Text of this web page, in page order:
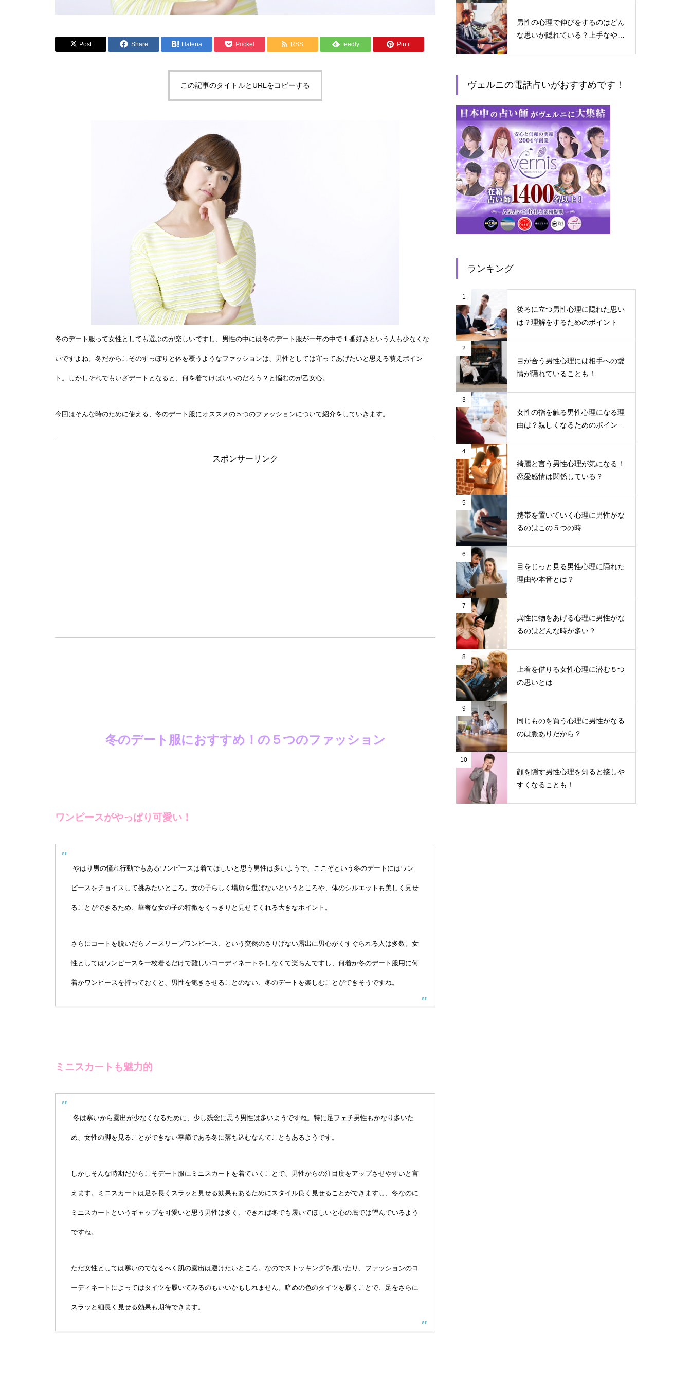
Post Share Hatena Pocket RSS feedly Pin it
この記事のタイトルとURLをコピーする
冬のデート服って女性としても選ぶのが楽しいですし、男性の中には冬のデート服が一年の中で１番好きという人も少なくな
いですよね。冬だからこそのすっぽりと体を覆うようなファッションは、男性としては守ってあげたいと思える萌えポイン
ト。しかしそれでもいざデートとなると、何を着てけばいいのだろう？と悩むのが乙女心。
今回はそんな時のために使える、冬のデート服にオススメの５つのファッションについて紹介をしていきます。
スポンサーリンク
冬のデート服におすすめ！の５つのファッション
ワンピースがやっぱり可愛い！
やはり男の憧れ行動でもあるワンピースは着てほしいと思う男性は多いようで、ここぞという冬のデートにはワン
ピースをチョイスして挑みたいところ。女の子らしく場所を選ばないというところや、体のシルエットも美しく見せ
ることができるため、華奢な女の子の特徴をくっきりと見せてくれる大きなポイント。
さらにコートを脱いだらノースリーブワンピース、という突然のさりげない露出に男心がくすぐられる人は多数。女
性としてはワンピースを一枚着るだけで難しいコーディネートをしなくて楽ちんですし、何着か冬のデート服用に何
着かワンピースを持っておくと、男性を飽きさせることのない、冬のデートを楽しむことができそうですね。
ミニスカートも魅力的
冬は寒いから露出が少なくなるために、少し残念に思う男性は多いようですね。特に足フェチ男性もかなり多いた
め、女性の脚を見ることができない季節である冬に落ち込むなんてこともあるようです。
しかしそんな時期だからこそデート服にミニスカートを着ていくことで、男性からの注目度をアップさせやすいと言
えます。ミニスカートは足を長くスラッと見せる効果もあるためにスタイル良く見せることができますし、冬なのに
ミニスカートというギャップを可愛いと思う男性は多く、できれば冬でも履いてほしいと心の底では望んでいるよう
ですね。
ただ女性としては寒いのでなるべく肌の露出は避けたいところ。なのでストッキングを履いたり、ファッションのコ
ーディネートによってはタイツを履いてみるのもいいかもしれません。暗めの色のタイツを履くことで、足をさらに
スラッと細長く見せる効果も期待できます。
男性の心理で伸びをするのはどん
な思いが隠れている？上手なやり
ヴェルニの電話占いがおすすめです！
ランキング
1
後ろに立つ男性心理に隠れた思い
は？理解をするためのポイント
2
目が合う男性心理には相手への愛
情が隠れていることも！
3
女性の指を触る男性心理になる理
由は？親しくなるためのポイント
4
綺麗と言う男性心理が気になる！
恋愛感情は関係している？
5
携帯を置いていく心理に男性がな
るのはこの５つの時
6
目をじっと見る男性心理に隠れた
理由や本音とは？
7
異性に物をあげる心理に男性がな
るのはどんな時が多い？
8
上着を借りる女性心理に潜む５つ
の思いとは
9
同じものを買う心理に男性がなる
のは脈ありだから？
10
顔を隠す男性心理を知ると接しや
すくなることも！